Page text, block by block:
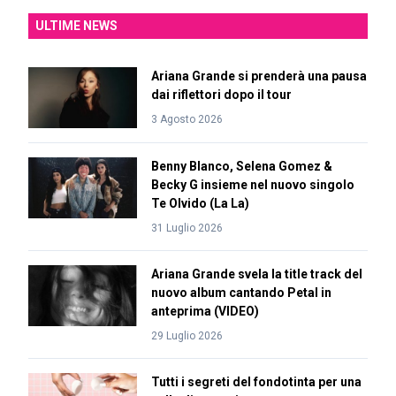
ULTIME NEWS
Ariana Grande si prenderà una pausa
dai riflettori dopo il tour
3 Agosto 2026
Benny Blanco, Selena Gomez &
Becky G insieme nel nuovo singolo
Te Olvido (La La)
31 Luglio 2026
Ariana Grande svela la title track del
nuovo album cantando Petal in
anteprima (VIDEO)
29 Luglio 2026
Tutti i segreti del fondotinta per una